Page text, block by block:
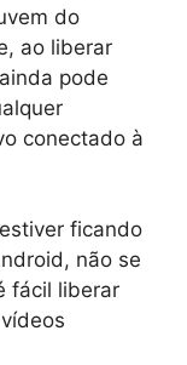
do
ao liberar
pode
conectado à
ficando
não se
fácil liberar